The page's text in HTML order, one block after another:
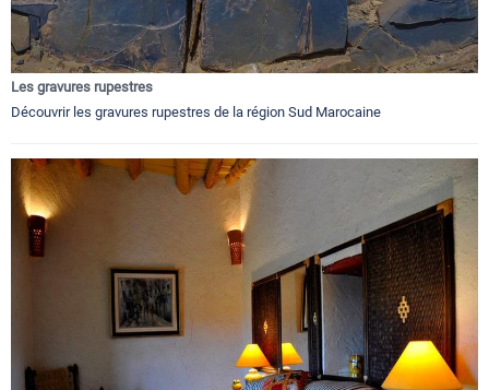
Les gravures rupestres
Découvrir les gravures rupestres de la région Sud Marocaine